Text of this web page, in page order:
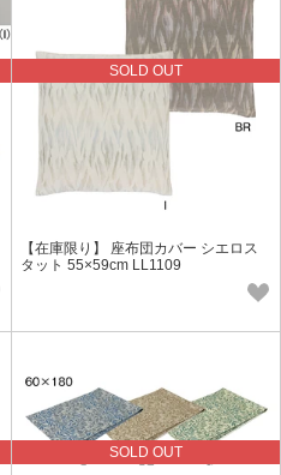
SOLD OUT
【在庫限り】 座布団カバー シエロス
タット 55×59cm LL1109
SOLD OUT